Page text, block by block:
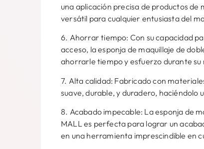
una aplicación precisa de productos
versátil para cualquier entusiasta del
6. Ahorrar tiempo: Con su capacidad
acceso, la esponja de maquillaje de
ahorrarle tiempo y esfuerzo durante su
7. Alta calidad: Fabricado con
suave, durable, y duradero, haciéndolo
8. Acabado impecable: La esponja de
MALL es perfecta para lograr un
en una herramienta imprescindible en